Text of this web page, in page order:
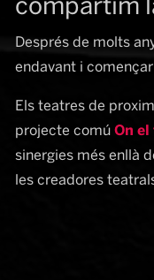
compartim
Després de molts
endavant i
Els teatres de
projecte comú On el
sinergies més enllà
les creadores